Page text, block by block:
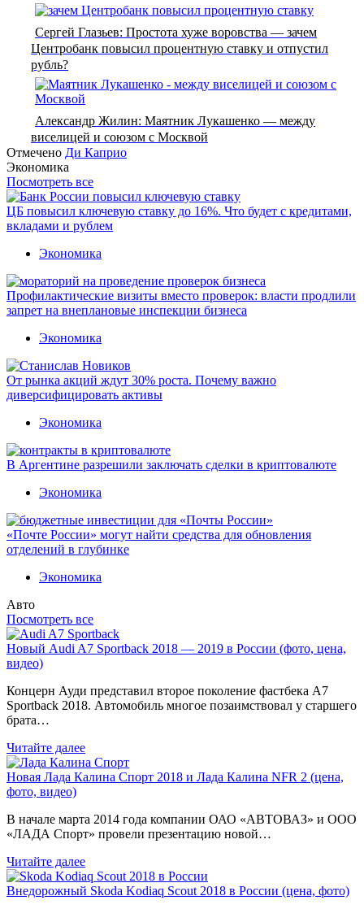
Сергей Глазьев: Простота хуже воровства — зачем
Центробанк повысил процентную ставку и отпустил
рубль?
Александр Жилин: Маятник Лукашенко — между
виселицей и союзом с Москвой
Отмечено Ди Каприо
Экономика
Посмотреть все
ЦБ повысил ключевую ставку до 16%. Что будет с кредитами,
вкладами и рублем
Экономика
Профилактические визиты вместо проверок: власти продлили
запрет на внеплановые инспекции бизнеса
Экономика
От рынка акций ждут 30% роста. Почему важно
диверсифицировать активы
Экономика
В Аргентине разрешили заключать сделки в криптовалюте
Экономика
«Почте России» могут найти средства для обновления
отделений в глубинке
Экономика
Авто
Посмотреть все
Новый Audi A7 Sportback 2018 — 2019 в России (фото, цена,
видео)
Концерн Ауди представил второе поколение фастбека A7
Sportback 2018. Автомобиль многое позаимствовал у старшего
брата…
Читайте далее
Новая Лада Калина Спорт 2018 и Лада Калина NFR 2 (цена,
фото, видео)
В начале марта 2014 года компании ОАО «АВТОВАЗ» и ООО
«ЛАДА Спорт» провели презентацию новой…
Читайте далее
Внедорожный Skoda Kodiaq Scout 2018 в России (цена, фото)